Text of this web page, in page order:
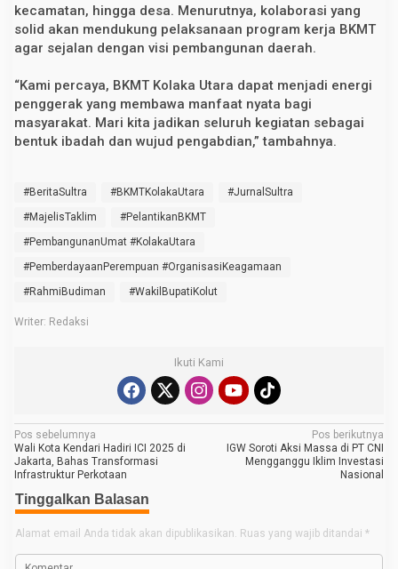
kecamatan, hingga desa. Menurutnya, kolaborasi yang
solid akan mendukung pelaksanaan program kerja BKMT
agar sejalan dengan visi pembangunan daerah.
“Kami percaya, BKMT Kolaka Utara dapat menjadi energi
penggerak yang membawa manfaat nyata bagi
masyarakat. Mari kita jadikan seluruh kegiatan sebagai
bentuk ibadah dan wujud pengabdian,” tambahnya.
#BeritaSultra #BKMTKolakaUtara
#JurnalSultra
#MajelisTaklim
#PelantikanBKMT
#PembangunanUmat #KolakaUtara
#PemberdayaanPerempuan #OrganisasiKeagamaan
#RahmiBudiman
#WakilBupatiKolut
Writer: Redaksi
Ikuti Kami
N
a
v
i
g
a
Pos sebelumnya
Wali Kota Kendari Hadiri ICI 2025 di
Jakarta, Bahas Transformasi
Infrastruktur Perkotaan
Pos berikutnya
IGW Soroti Aksi Massa di PT CNI
Mengganggu Iklim Investasi
Nasional
Tinggalkan Balasan
Alamat email Anda tidak akan dipublikasikan. Ruas yang wajib ditandai *